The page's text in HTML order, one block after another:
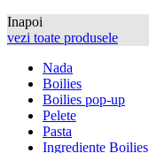
Inapoi
vezi toate produsele
Nada
Boilies
Boilies pop-up
Pelete
Pasta
Ingrediente Boilies